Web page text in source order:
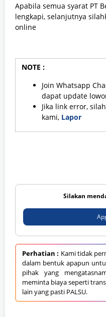
Apabila semua syarat PT
lengkapi, selanjutnya
online
NOTE :
Join Whatsapp
dapat update
Jika link error,
kami, Lapor
Silakan
Perhatian : Kami tidak
dalam bentuk apapun
pihak yang
meminta biaya seperti
lain yang pasti PALSU.